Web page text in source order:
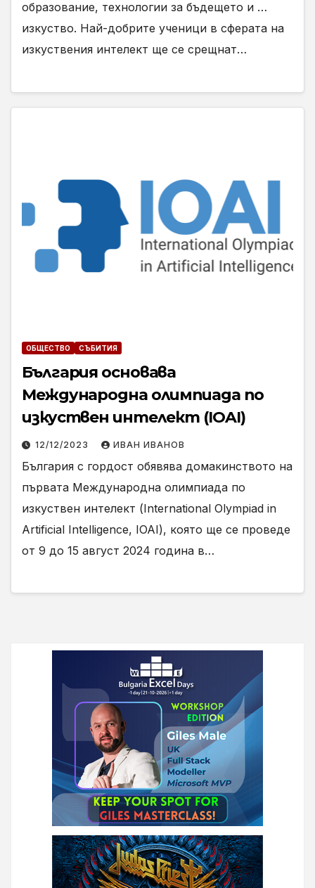
образование, технологии за бъдещето и …
изкуство. Най-добрите ученици в сферата на
изкуствения интелект ще се срещнат…
ОБЩЕСТВО СЪБИТИЯ
България основава
Международна олимпиада по
изкуствен интелект (IOAI)
12/12/2023 ИВАН ИВАНОВ
България с гордост обявява домакинството на
първата Международна олимпиада по
изкуствен интелект (International Olympiad in
Artificial Intelligence, IOAI), която ще се проведе
от 9 до 15 август 2024 година в…